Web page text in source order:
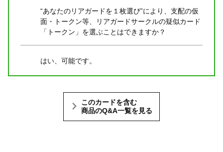
“あなたのリアガードを１枚選び”により、支配の仮
面・トークン等、リアガードサークルの疑似カード
「トークン」を選ぶことはできますか？
はい、可能です。
このカードを含む
商品のQ&A一覧を見る